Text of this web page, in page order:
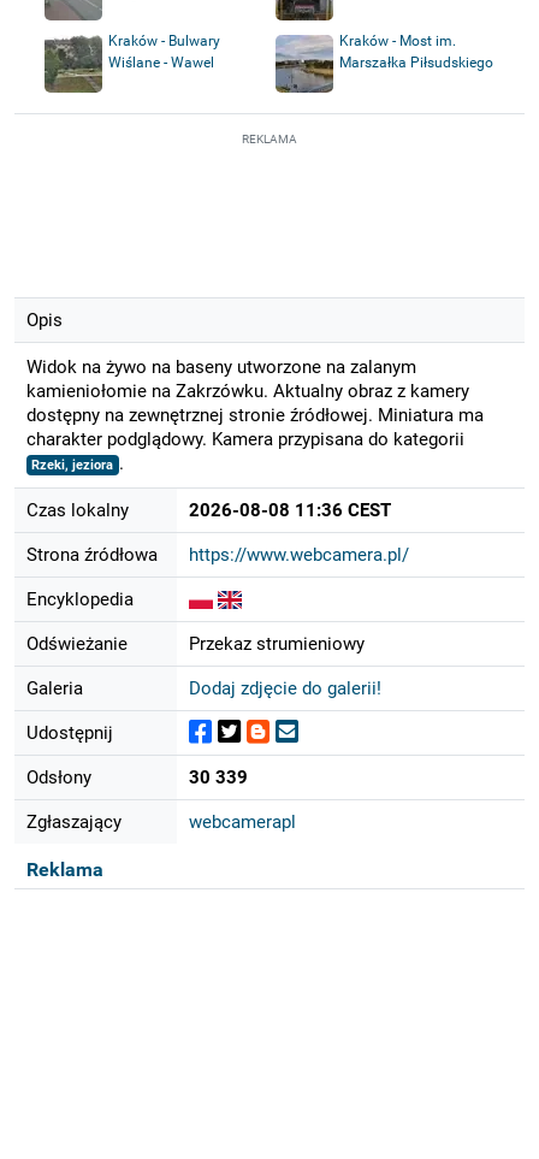
Kraków - Bulwary
Wiślane - Wawel
Kraków - Most im.
Marszałka Piłsudskiego
REKLAMA
Opis
Widok na żywo na baseny utworzone na zalanym
kamieniołomie na Zakrzówku. Aktualny obraz z kamery
dostępny na zewnętrznej stronie źródłowej. Miniatura ma
charakter podglądowy. Kamera przypisana do kategorii
Rzeki, jeziora .
Czas lokalny 2026-08-08 11:36 CEST
Strona źródłowa https://www.webcamera.pl/
Encyklopedia
Odświeżanie Przekaz strumieniowy
Galeria Dodaj zdjęcie do galerii!
Udostępnij
Odsłony 30 339
Zgłaszający webcamerapl
Reklama